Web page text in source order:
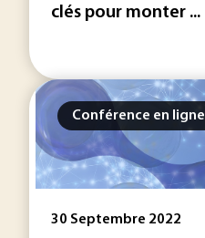
clés pour monter ...
Conférence en ligne
30 Septembre 2022